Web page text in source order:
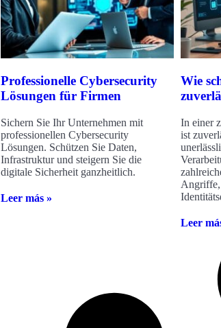
Professionelle Cybersecurity
Lösungen für Firmen
Sichern Sie Ihr Unternehmen mit
professionellen Cybersecurity
Lösungen. Schützen Sie Daten,
Infrastruktur und steigern Sie die
digitale Sicherheit ganzheitlich.
Leer más »
Wie
In einer
ist
Angriffe,
Leer